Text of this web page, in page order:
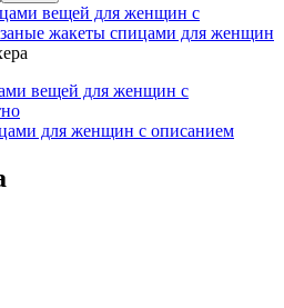
вещей для женщин с
жакеты спицами для женщин
вещей для женщин с
для женщин с описанием